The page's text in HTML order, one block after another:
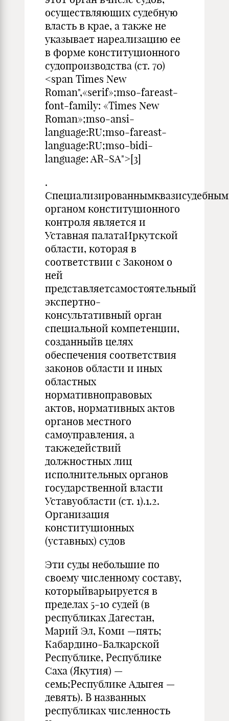
осуществляющих судебную
власть в крае, а также не
указывает нареализацию ее
в форме конституционного
судопроизводства (ст. 70)
<span Times New
Roman",«serif»;mso-fareast-
font-family: «Times New
Roman»;mso-ansi-
language:RU;mso-fareast-
language:RU;mso-bidi-
language: AR-SA">[3]
.
Специализированнымквазисудебным
органом конституционного
контроля является и
Уставная палатаИркутской
области, которая в
соответствии с Законом о
ней
представляетсамостоятельный
экспертно-
консультативный орган
специальной компетенции,
созданныйв целях
обеспечения соответствия
законов области и иных
областных
нормативноправовых
актов, нормативных актов
органов местного
самоуправления, а
такжедействий
должностных лиц
исполнительных органов
государственной власти
Уставуобласти (ст. 1).1.2.
Организация
конституционных
(уставных) судов
Эти суды небольшие по
своему численному составу,
которыйварьируется в
пределах 5-10 судей (в
республиках Дагестан,
Марий Эл, Коми —пять;
Кабардино-Балкарской
Республике, Республике
Саха (Якутия) —
семь;Республике Адыгея —
девять). В названных
республиках численность